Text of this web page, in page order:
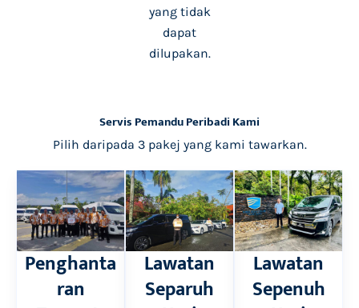
yang tidak
dapat
dilupakan.
Servis Pemandu Peribadi Kami
Pilih daripada 3 pakej yang kami tawarkan.
Penghanta
ran
Lawatan
Separuh
Lawatan
Sepenuh